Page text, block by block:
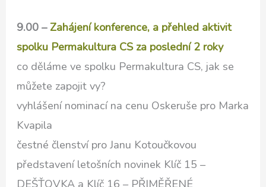
9.00 –Zahájení konference, a přehled aktivit
spolku Permakultura CS za poslední 2 roky
co děláme ve spolku Permakultura CS, jak se
můžete zapojit vy?
vyhlášení nominací na cenu Oskeruše pro Marka
Kvapila
čestné členství pro Janu Kotoučkovou
představení letošních novinek Klíč 15 –
DEŠŤOVKA a Klíč 16 – PŘIMĚŘENÉ